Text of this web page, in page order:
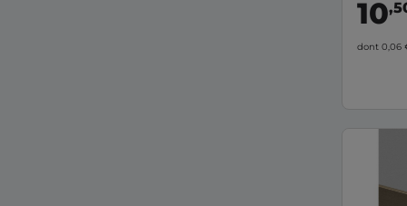
10
dont 0,06